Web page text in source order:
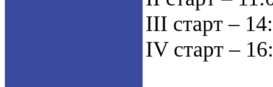
III старт –
IV старт –